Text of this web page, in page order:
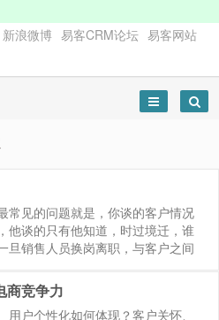
新浪微博 易客CRM论坛 易客网站
常见的问题就是，你谈的客户情况
他谈的只有他知道，时过境迁，谁
旦销售人员换岗离职，与客户之间
连三。 前进无需理由，所有的后退
客户关系管理系统...
商竞争力
用户个性化如何体现？客户关怀、